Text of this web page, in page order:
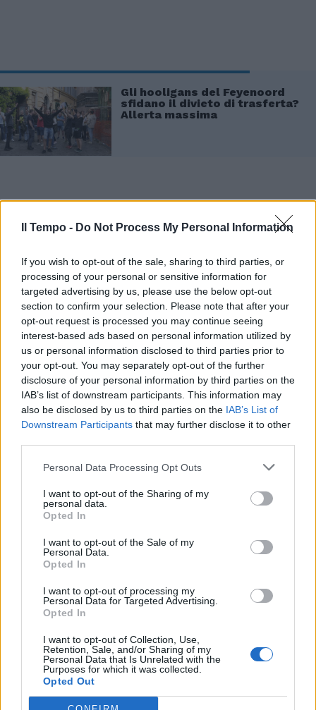
Il Tempo - Do Not Process My Personal Information
If you wish to opt-out of the sale, sharing to third parties, or
processing of your personal or sensitive information for
targeted advertising by us, please use the below opt-out
section to confirm your selection. Please note that after your
opt-out request is processed you may continue seeing
interest-based ads based on personal information utilized by
us or personal information disclosed to third parties prior to
your opt-out. You may separately opt-out of the further
disclosure of your personal information by third parties on the
IAB’s list of downstream participants. This information may
also be disclosed by us to third parties on the IAB’s List of
Downstream Participants that may further disclose it to other
Personal Data Processing Opt Outs
I want to opt-out of the Sharing of my
personal data.
Opted In
I want to opt-out of the Sale of my
Personal Data.
Opted In
I want to opt-out of processing my
Personal Data for Targeted Advertising.
Opted In
I want to opt-out of Collection, Use,
Retention, Sale, and/or Sharing of my
Personal Data that Is Unrelated with the
Purposes for which it was collected.
Opted Out
Gli hooligans del Feyenoord
sfidano il divieto di trasferta?
Allerta massima